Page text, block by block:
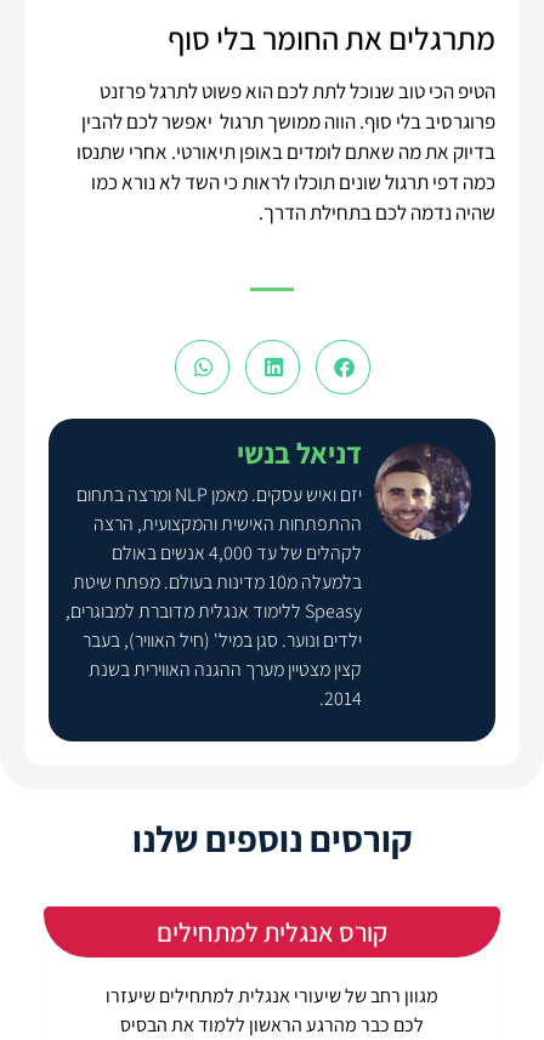
מתרגלים את החומר בלי סוף
הטיפ הכי טוב שנוכל לתת לכם הוא פשוט לתרגל פרזנט
פרוגרסיב בלי סוף. הווה ממושך תרגול יאפשר לכם להבין
בדיוק את מה שאתם לומדים באופן תיאורטי. אחרי שתנסו
כמה דפי תרגול שונים תוכלו לראות כי השד לא נורא כמו
שהיה נדמה לכם בתחילת הדרך.
דניאל בנשי
יזם ואיש עסקים. מאמן NLP ומרצה בתחום
ההתפתחות האישית והמקצועית, הרצה
לקהלים של עד 4,000 אנשים באולם
בלמעלה מ10 מדינות בעולם. מפתח שיטת
Speasy ללימוד אנגלית מדוברת למבוגרים,
ילדים ונוער. סגן במיל' (חיל האוויר), בעבר
קצין מצטיין מערך ההגנה האווירית בשנת
2014.
קורסים נוספים שלנו
קורס אנגלית למתחילים
מגוון רחב של שיעורי אנגלית למתחילים שיעזרו
לכם כבר מהרגע הראשון ללמוד את הבסיס